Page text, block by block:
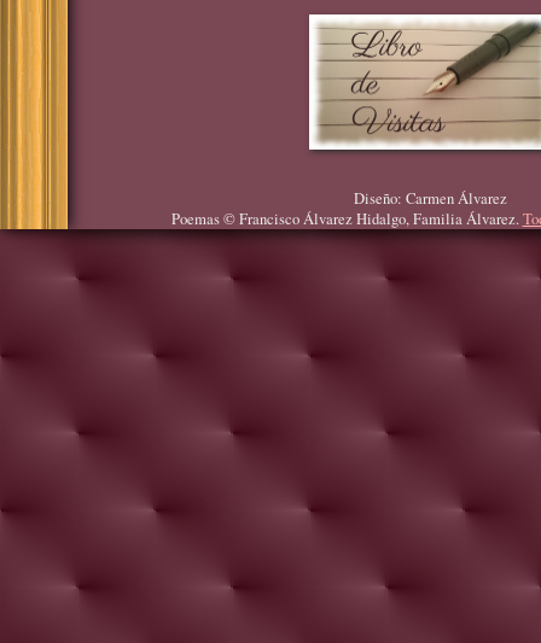
Diseño: Carmen Álvarez
Poemas © Francisco Álvarez Hidalgo, Familia Álvarez.